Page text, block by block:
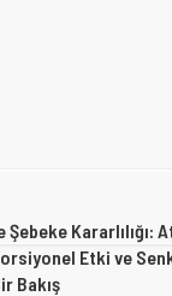
Kararlılığı:
Etki ve
Bakış